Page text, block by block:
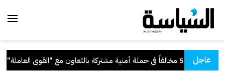
عاجل
مشتركة بالتعاون مع "القوى العاملة"